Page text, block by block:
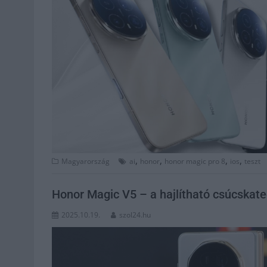
Magyarország ai, honor, honor magic pro 8, ios, teszt
Honor Magic V5 – a hajlítható
2025.10.19. szol24.hu